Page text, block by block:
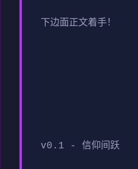
下边面正文着手！
v0.1 - 信仰间跃